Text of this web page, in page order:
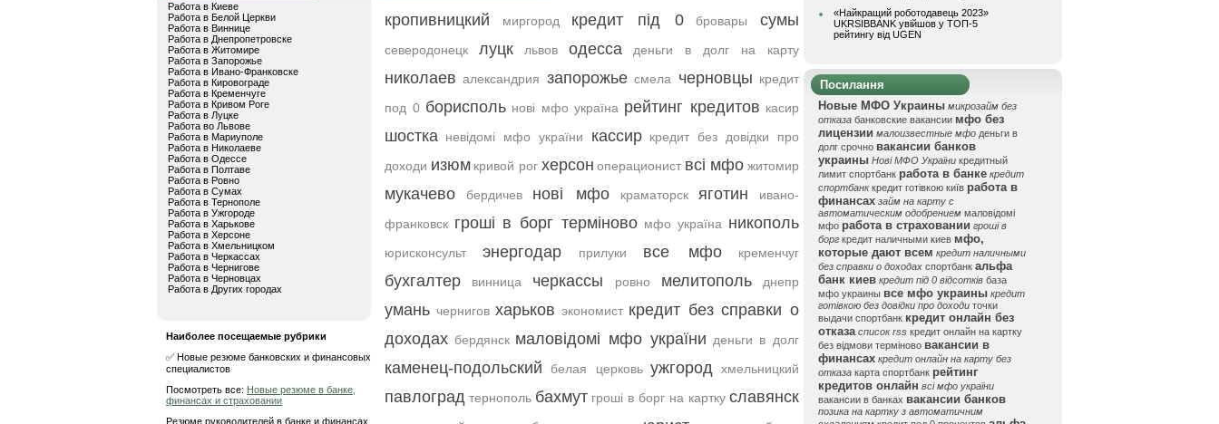
Работа в Киеве
Работа в Белой Церкви
Работа в Виннице
Работа в Днепропетровске
Работа в Житомире
Работа в Запорожье
Работа в Ивано-Франковске
Работа в Кировограде
Работа в Кременчуге
Работа в Кривом Роге
Работа в Луцке
Работа во Львове
Работа в Мариуполе
Работа в Николаеве
Работа в Одессе
Работа в Полтаве
Работа в Ровно
Работа в Сумах
Работа в Тернополе
Работа в Ужгороде
Работа в Харькове
Работа в Херсоне
Работа в Хмельницком
Работа в Черкассах
Работа в Чернигове
Работа в Черновцах
Работа в Других городах
Наиболее посещаемые рубрики
✅ Новые резюме банковских и финансовых
специалистов
Посмотреть все: Новые резюме в банке,
финансах и страховании
Резюме руководителей в банке и финансах
кропивницкий миргород кредит під 0 бровары сумы
северодонецк луцк львов одесса деньги в долг на карту
николаев александрия запорожье смела черновцы кредит
под 0 борисполь нові мфо україна рейтинг кредитов касир
шостка невідомі мфо україни кассир кредит без довідки про
доходи изюм кривой рог херсон операционист всі мфо житомир
мукачево бердичев нові мфо краматорск яготин
ивано-
франковск гроші в борг терміново мфо україна никополь
юрисконсульт энергодар прилуки все мфо кременчуг
бухгалтер винница черкассы ровно мелитополь днепр
умань чернигов харьков экономист кредит без справки о
доходах бердянск маловідомі мфо україни деньги в долг
каменец-подольский белая церковь ужгород хмельницкий
павлоград тернополь бахмут гроші в борг на картку славянск
«Найкращий роботодавець 2023»
UKRSIBBANK увійшов у ТОП-5
рейтингу від UGEN
Посилання
Новые МФО Украины микрозайм без
отказа банковские вакансии мфо без
лицензии малоизвестные мфо деньги в
долг срочно вакансии банков
украины Нові МФО України кредитный
лимит спортбанк работа в банке кредит
спортбанк кредит готівкою київ работа в
финансах займ на карту с
автоматическим одобрением маловідомі
мфо работа в страховании гроші в
борг кредит наличными киев мфо,
которые дают всем кредит наличными
без справки о доходах спортбанк альфа
банк киев кредит під 0 відсотків база
мфо украины все мфо украины кредит
готівкою без довідки про доходи точки
выдачи спортбанк кредит онлайн без
отказа список rss кредит онлайн на картку
без відмови терміново вакансии в
финансах кредит онлайн на карту без
отказа карта спортбанк рейтинг
кредитов онлайн всі мфо україни
вакансии в банках вакансии банков
позика на картку з автоматичним